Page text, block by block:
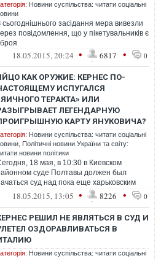
Новини суспільства: читати соціальні
сьогоднішнього засідання мера вивезли
повідомлення, що у пікетувальників є
18.05.2015, 20:24 • 6817 • 0
КАК ОРУЖИЕ: КЕРНЕС ПО-
ИСПУГАЛСЯ
ТЕРАКТА» ИЛИ
ЛЕГЕНДАРНУЮ
КАРТУ ЯНУКОВИЧА?
Новини суспільства: читати соціальні
Політичні новини України та світу:
новини політики
18 мая, в 10:30 в Киевском
суде Полтавы должен был
суд над пока еще харьковским
городским головой Кернесом. Он вместе со
18.05.2015, 13:05 • 8226 • 0
РЕШИЛ НЕ ЯВЛЯТЬСЯ В СУД И
ОЗДОРАВЛИВАТЬСЯ В
Новини суспільства: читати соціальні